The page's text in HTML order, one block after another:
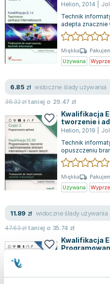
Anna Prus (oprac.)
Nela Mała Reporterka
Agnieszka Maciąg
Barbara Wrzesińska
Terry Pratchett
Ajahn Brahm
Lucinda Riley
Jacek Walkiewicz
Helion, 2014
Technik
adepta
znajomości
Miękka
Używana
6.85 zł widoczne ślady używania
36.32złtaniej o 29.47 zł
Kwalifikacja
tworzenie i
Helion, 2019
Technik
opuszczeniu
stanowiący
Miękka
Używana
11.89 zł widoczne ślady używania
47.63złtaniej o 35.74 zł
Kwalifikacja
Technik
zdobyta w